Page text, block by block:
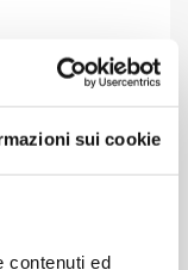
sui cookie
contenuti ed